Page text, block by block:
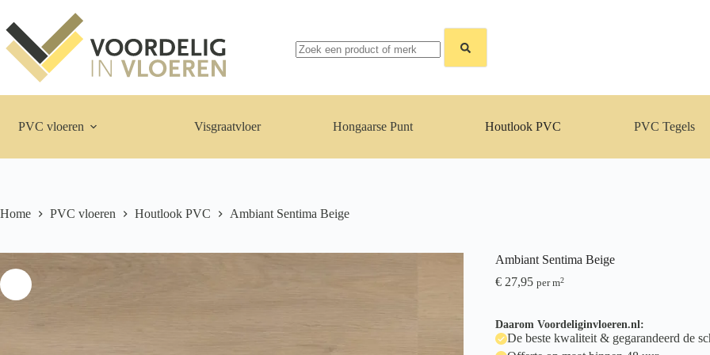
naar
de
inhoud
resultaten
PVC vloeren Visgraatvloer Hongaarse Punt Houtlook PVC PVC Tegels
Home PVC vloeren Houtlook PVC Ambiant Sentima Beige
Ambiant Sentima Beige
€27,95 per m2
Daarom Voordeliginvloeren.nl:
De beste kwaliteit & gegarandeerd de